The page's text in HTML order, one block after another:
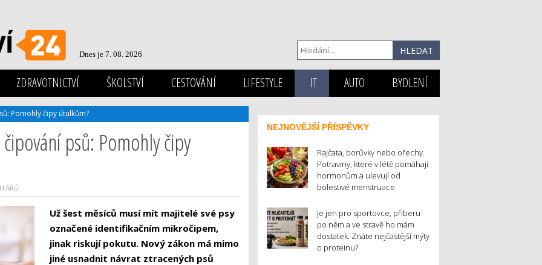
Dnes je 7. 08. 2026
ZDRAVOTNICTVÍ ŠKOLSTVÍ CESTOVÁNÍ LIFESTYLE IT AUTO BYDLENÍ
Pomohly čipy útulkům?
psů: Pomohly čipy
Už šest měsíců musí mít majitelé své psy
označené identifikačním mikročipem,
jinak riskují pokutu. Nový zákon má mimo
jiné usnadnit návrat ztracených psů
NEJNOVĚJŠÍ PŘÍSPĚVKY
Rajčata, borůvky nebo ořechy.
Potraviny, které v létě pomáhají
hormonům a ulevují od
bolestivé menstruace
Je jen pro sportovce, přiberu
po něm a ve stravě ho mám
dostatek. Znáte nejčastější mýty
o proteinu?